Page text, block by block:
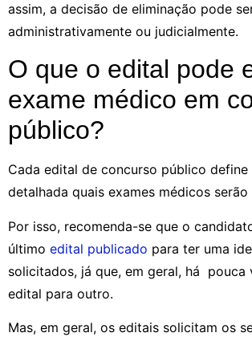
assim, a decisão de eliminação pode
administrativamente ou judicialmente.
O que o edital pode
exame médico em
público?
Cada edital de concurso público define
detalhada quais exames médicos
Por isso, recomenda-se que o
último edital publicado para ter uma
solicitados, já que, em geral, há pouca
edital para outro.
Mas, em geral, os editais solicitam os